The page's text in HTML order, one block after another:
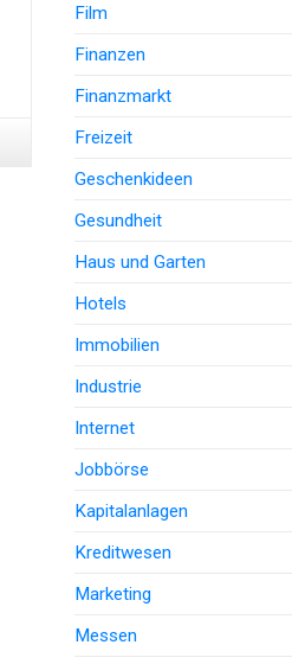
Film
Finanzen
Finanzmarkt
Freizeit
Geschenkideen
Gesundheit
Haus und Garten
Hotels
Immobilien
Industrie
Internet
Jobbörse
Kapitalanlagen
Kreditwesen
Marketing
Messen